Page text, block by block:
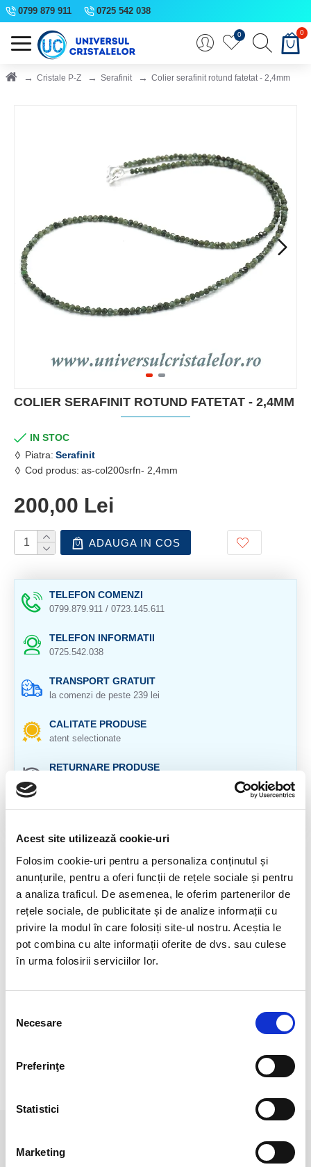
Acest site utilizează cookie-uri
Folosim cookie-uri pentru a personaliza conținutul și
anunțurile, pentru a oferi funcții de rețele sociale și pentru
a analiza traficul. De asemenea, le oferim partenerilor de
rețele sociale, de publicitate și de analize informații cu
privire la modul în care folosiți site-ul nostru. Aceștia le
pot combina cu alte informații oferite de dvs. sau culese
în urma folosirii serviciilor lor.
consimțământului
Necesare
Preferinţe
Statistici
Marketing
0799 879 911 0725 542 038
0 0
Cristale P-Z Serafinit Colier serafinit rotund fatetat - 2,4mm
COLIER SERAFINIT ROTUND FATETAT - 2,4MM
IN STOC
Piatra: Serafinit
Cod produs: as-col200srfn- 2,4mm
200,00 Lei
ADAUGA IN COS
TELEFON COMENZI
0799.879.911 / 0723.145.611
TELEFON INFORMATII
0725.542.038
TRANSPORT GRATUIT
la comenzi de peste 239 lei
CALITATE PRODUSE
atent selectionate
RETURNARE PRODUSE
GARANTIE PRODUSE
DESCRIERE PRODUS
Cristal natural 100 %.
Lungime: aproximativ 44 cm
Veti primi o bratara asemanatoare cu cea din imagine.
Pozele sunt realizate cu aparat profesionist sub lumina alba.
mobilului/tabletei/laptopului dumneavoastra.